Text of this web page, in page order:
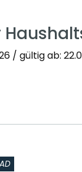
/ gültig ab: